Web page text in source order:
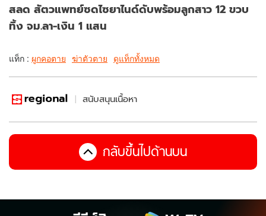
สลด สัตวแพทย์ซดไซยาไนด์ดับพร้อมลูกสาว 12 ขวบ
ทิ้ง จม.ลา-เงิน 1 แสน
แท็ก : ผูกคอตาย ฆ่าตัวตาย ดูแท็กทั้งหมด
สนับสนุนเนื้อหา
กลับขึ้นไปด้านบน